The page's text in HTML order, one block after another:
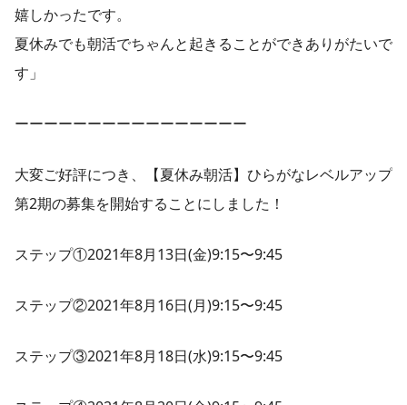
嬉しかったです。
夏休みでも朝活でちゃんと起きることができありがたいで
す」
ーーーーーーーーーーーーーーーー
大変ご好評につき、【夏休み朝活】ひらがなレベルアップ
第2期の募集を開始することにしました！
ステップ①2021年8月13日(金)9:15〜9:45
ステップ②2021年8月16日(月)9:15〜9:45
ステップ③2021年8月18日(水)9:15〜9:45